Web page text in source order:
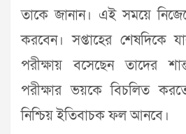
তাকে জানান। এই সময়ে
করবেন। সপ্তাহের শেষদিকে
পরীক্ষায় বসেছেন তাদের
পরীক্ষার ভয়কে বিচলিত
নিশ্চিয় ইতিবাচক ফল আনবে।